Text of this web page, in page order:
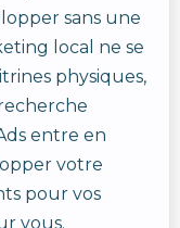
sans une
local ne se
physiques,
entre en
votre
pour vos
vous.